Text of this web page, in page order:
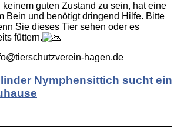
keinem guten Zustand zu sein, hat eine
Bein und benötigt dringend Hilfe. Bitte
Sie dieses Tier sehen oder es
füttern.
hagen.de
Nymphensittich sucht ein